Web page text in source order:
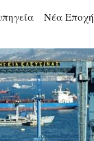
Νέα Εποχή